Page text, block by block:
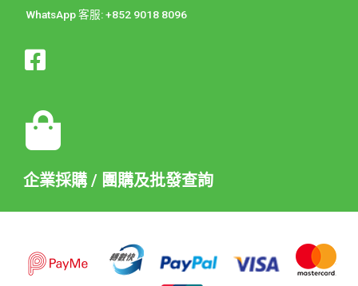
WhatsApp 客服: +852 9018 8096
企業採購 / 團購及批發查詢